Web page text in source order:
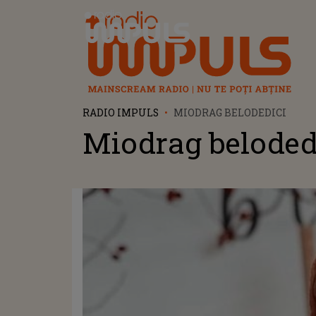
Radio Impuls
RADIO IMPULS MIODRAG BELODEDICI
Miodrag